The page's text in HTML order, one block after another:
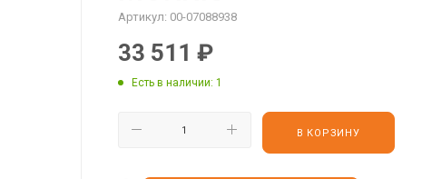
Артикул: 00-07088938
33 511 ₽
Есть в наличии: 1
В КОРЗИНУ